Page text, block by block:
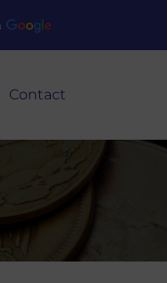
Contact